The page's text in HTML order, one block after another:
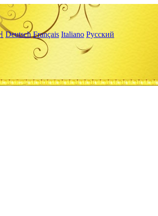
Deutsch Français Italiano Русский